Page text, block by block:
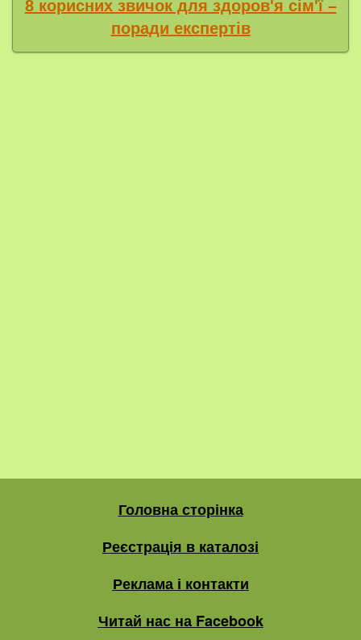
8 корисних звичок для здоров'я сім'ї –
поради експертів
Головна сторінка
Реєстрація в каталозі
Реклама і контакти
Читай нас на Facebook